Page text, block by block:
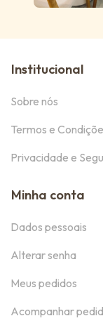
Institucional
Sobre nós
Termos e
Privacidade e
Minha conta
Dados pessoais
Alterar senha
Meus pedidos
Acompanhar